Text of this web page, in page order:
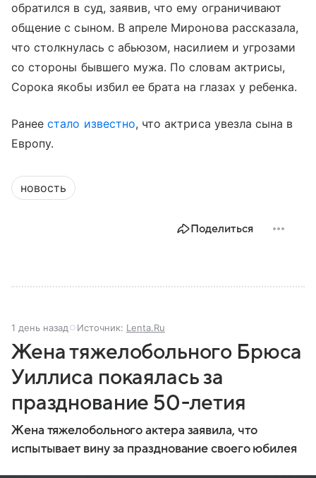
обратился в суд, заявив, что ему ограничивают
общение с сыном. В апреле Миронова рассказала,
что столкнулась с абьюзом, насилием и угрозами
со стороны бывшего мужа. По словам актрисы,
Сорока якобы избил ее брата на глазах у ребенка.
Ранеестало известно, что актриса увезла сына в
Европу.
новость
Поделиться
1 день назад Источник: Lenta.Ru
Жена тяжелобольного Брюса
Уиллиса покаялась за
празднование 50-летия
Жена тяжелобольного актера заявила, что
испытывает вину за празднование своего юбилея